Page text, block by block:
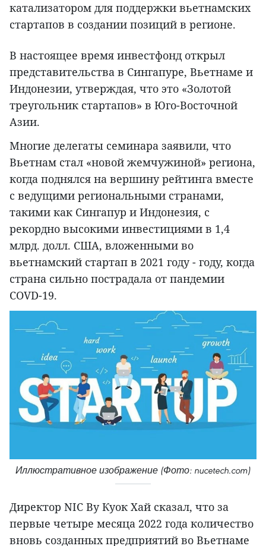
катализатором для поддержки вьетнамских
стартапов в создании позиций в регионе.
В настоящее время инвестфонд открыл
представительства в Сингапуре, Вьетнаме и
Индонезии, утверждая, что это «Золотой
треугольник стартапов» в Юго-Восточной
Азии.
Многие делегаты семинара заявили, что
Вьетнам стал «новой жемчужиной» региона,
когда поднялся на вершину рейтинга вместе
с ведущими региональными странами,
такими как Сингапур и Индонезия, с
рекордно высокими инвестициями в 1,4
млрд. долл. США, вложенными во
вьетнамский стартап в 2021 году - году, когда
страна сильно пострадала от пандемии
COVD-19.
Иллюстративное изображение (Фото: nucetech.com)
Директор NIC Ву Куок Хай сказал, что за
первые четыре месяца 2022 года количество
вновь созданных предприятий во Вьетнаме